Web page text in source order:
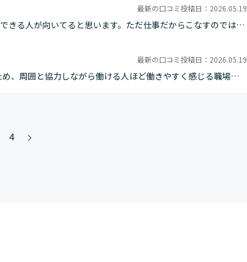
最新の口コミ投稿日：2026.05.19
きる人が向いてると思います。ただ仕事だからこなすのではな
最新の口コミ投稿日：2026.05.19
、周囲と協力しながら働ける人ほど働きやすく感じる職場だ
4